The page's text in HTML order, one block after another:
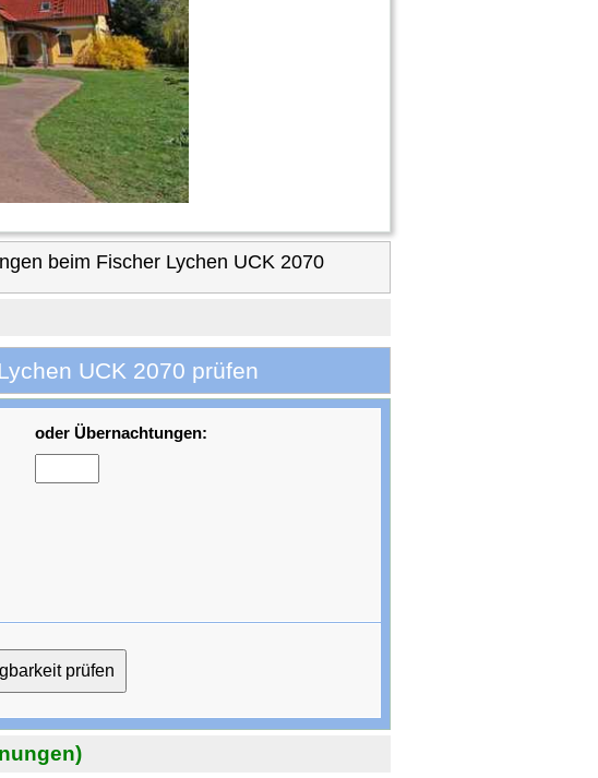
beim Fischer Lychen UCK 2070
UCK 2070 prüfen
oder Übernachtungen: